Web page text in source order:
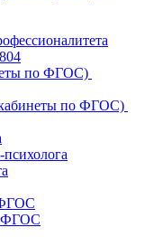
по ФГОС)
по ФГОС)
ФГОС